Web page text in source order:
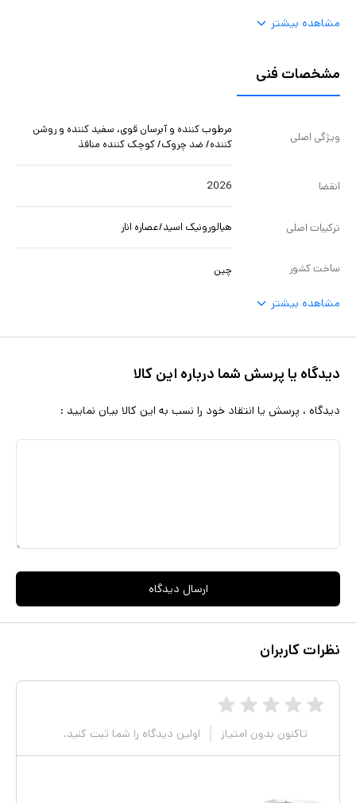
مشاهده بیشتر
مشخصات فنی
ویژگی اصلی
مرطوب کننده و آبرسان قوی، سفید کننده و روشن
کننده/ ضد چروک/ کوچک کننده منافذ
انقضا 2026
ترکیبات اصلی هیالورونیک اسید/عصاره انار
ساخت کشور چین
مشاهده بیشتر
دیدگاه یا پرسش شما درباره این کالا
دیدگاه ، پرسش یا انتقاد خود را نسب به این کالا بیان نمایید :
ارسال دیدگاه
نظرات کاربران
تاکنون بدون امتیاز اولین دیدگاه را شما ثبت کنید.